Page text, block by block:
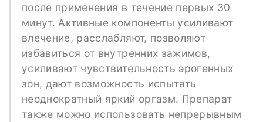
после применения в течение первых 30
минут. Активные компоненты усиливают
влечение, расслабляют, позволяют
избавиться от внутренних зажимов,
усиливают чувствительность эрогенных
зон, дают возможность испытать
неоднократный яркий оргазм. Препарат
также можно использовать непрерывным